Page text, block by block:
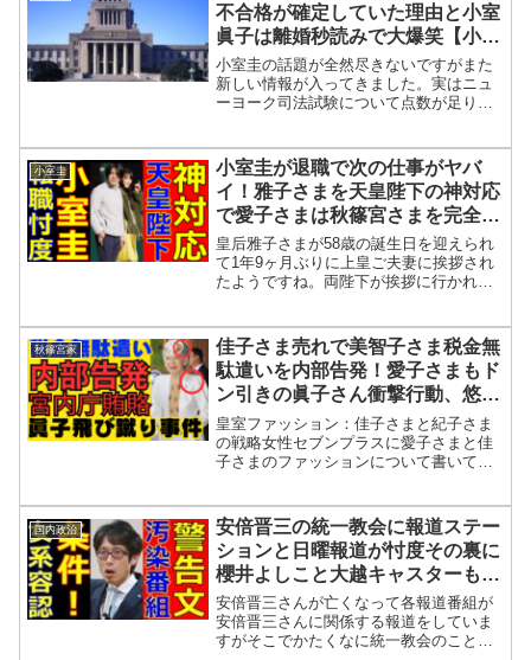
不合格が確定していた理由と小室
眞子は離婚秒読みで大爆笑【小室
佳代・秋篠宮さま・川嶋辰彦】
小室圭の話題が全然尽きないですがまた
新しい情報が入ってきました。実はニュ
ーヨーク司法試験について点数が足りな
それもあるでしょう。ただ実は通常の筆
記試験意外に性格と適性と...
小室圭
小室圭が退職で次の仕事がヤバ
イ！雅子さまを天皇陛下の神対応
で愛子さまは秋篠宮さまを完全
に…【眞子さん・美智子さま・ゲ
ーリー森脇】
皇后雅子さまが58歳の誕生日を迎えられ
て1年9ヶ月ぶりに上皇ご夫妻に挨拶され
たようですね。両陛下が挨拶に行かれた
いてもおかしくないイメージですがコロ
ナとかいろいろある...
秋篠宮家
佳子さま売れで美智子さま税金無
駄遣いを内部告発！愛子さまもド
ン引きの眞子さん衝撃行動、悠仁
さまの報道統制で国民の敬愛どう
なる？
皇室ファッション：佳子さまと紀子さま
の戦略女性セブンプラスに愛子さまと佳
子さまのファッションについて書いてい
き、宮中茶会を開催したわけですね。飲
食を伴う茶会は、新型...
国内政治
安倍晋三の統一教会に報道ステー
ションと日曜報道が忖度その裏に
櫻井よしこと大越キャスターも！
竹田恒泰が皇位継承で女系天皇容
認の条件を田原総一朗に暴露！
安倍晋三さんが亡くなって各報道番組が
安倍晋三さんに関係する報道をしていま
すがそこでかたくなに統一教会のことを